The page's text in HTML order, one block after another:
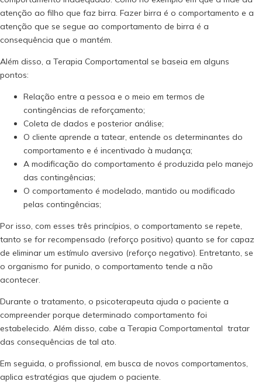
atenção ao filho que faz birra. Fazer birra é o comportamento e a
atenção que se segue ao comportamento de birra é a
consequência que o mantém.
Além disso, a Terapia Comportamental se baseia em alguns
pontos:
Relação entre a pessoa e o meio em termos de
contingências de reforçamento;
Coleta de dados e posterior análise;
O cliente aprende a tatear, entende os determinantes do
comportamento e é incentivado à mudança;
A modificação do comportamento é produzida pelo manejo
das contingências;
O comportamento é modelado, mantido ou modificado
pelas contingências;
Por isso, com esses três princípios, o comportamento se repete,
tanto se for recompensado (reforço positivo) quanto se for capaz
de eliminar um estímulo aversivo (reforço negativo). Entretanto, se
o organismo for punido, o comportamento tende a não
acontecer.
Durante o tratamento, o psicoterapeuta ajuda o paciente a
compreender porque determinado comportamento foi
estabelecido. Além disso, cabe a Terapia Comportamental tratar
das consequências de tal ato.
Em seguida, o profissional, em busca de novos comportamentos,
aplica estratégias que ajudem o paciente.